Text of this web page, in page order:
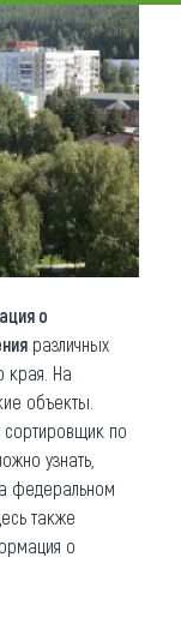
о
различных
края. На
объекты.
сортировщик по
узнать,
федеральном
также
о